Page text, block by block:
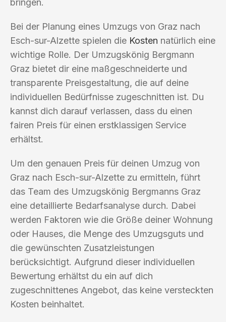
bringen.
Bei der Planung eines Umzugs von Graz nach
Esch-sur-Alzette spielen die Kosten natürlich eine
wichtige Rolle. Der Umzugskönig Bergmann
Graz bietet dir eine maßgeschneiderte und
transparente Preisgestaltung, die auf deine
individuellen Bedürfnisse zugeschnitten ist. Du
kannst dich darauf verlassen, dass du einen
fairen Preis für einen erstklassigen Service
erhältst.
Um den genauen Preis für deinen Umzug von
Graz nach Esch-sur-Alzette zu ermitteln, führt
das Team des Umzugskönig Bergmanns Graz
eine detaillierte Bedarfsanalyse durch. Dabei
werden Faktoren wie die Größe deiner Wohnung
oder Hauses, die Menge des Umzugsguts und
die gewünschten Zusatzleistungen
berücksichtigt. Aufgrund dieser individuellen
Bewertung erhältst du ein auf dich
zugeschnittenes Angebot, das keine versteckten
Kosten beinhaltet.